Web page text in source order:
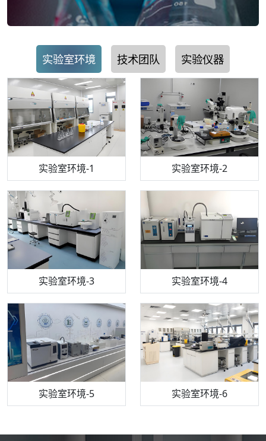
实验室环境 技术团队 实验仪器
实验室环境-1 实验室环境-2
实验室环境-3 实验室环境-4
实验室环境-5 实验室环境-6
机构质检技术员-1 机构质检技术员-2
机构质检技术员-3 机构质检技术员-4
机构质检技术员-5 机构质检技术员-6
步入式恒温恒湿试验箱 电感耦合等离子体光谱仪
高效液相色谱仪 流式细胞仪
气相色谱仪 万能力学试验仪